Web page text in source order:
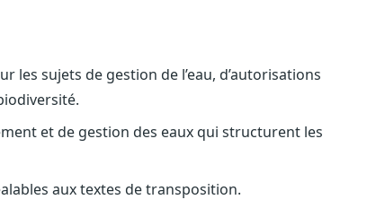
sujets de gestion de l’eau, d’autorisations
et de gestion des eaux qui structurent les
aux textes de transposition.